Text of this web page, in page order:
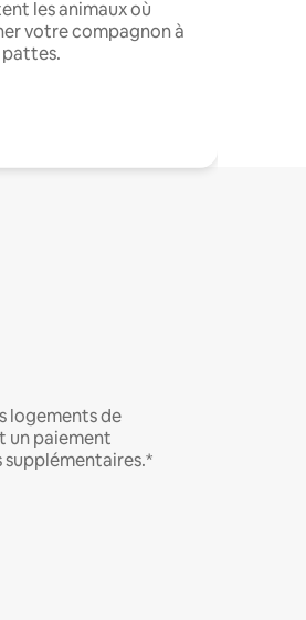
les animaux où
votre compagnon à
logements de
un paiement
supplémentaires.*